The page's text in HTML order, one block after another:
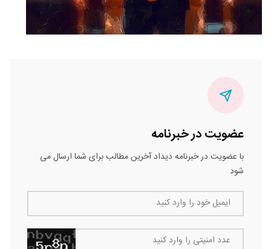
عضویت در خبرنامه
با عضویت در خبرنامه دیداد آخرین مطالب برای شما ارسال می
شود
ایمیل خود را وارد کنید
عدد امنیتی را وارد کنید